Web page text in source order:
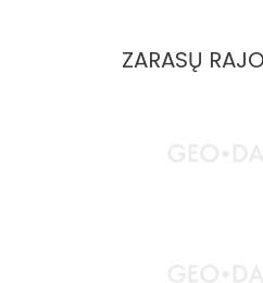
ZARASŲ